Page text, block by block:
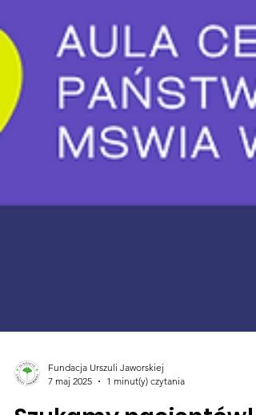
Fundacja Urszuli Jaworskiej